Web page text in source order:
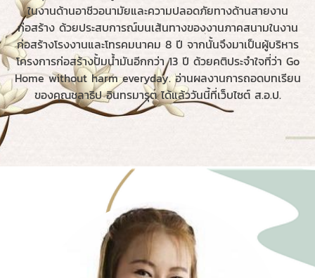
ในงานด้านอาชีวอนามัยและความปลอดภัยทางด้านสายงาน
ก่อสร้าง ด้วยประสบการณ์บนเส้นทางของงานภาคสนามในงาน
ก่อสร้างโรงงานและโทรคมนาคม 8 ปี จากนั้นจึงมาเป็นผู้บริหาร
โครงการก่อสร้างปั้มน้ำมันอีกกว่า 13 ปี ด้วยคติประจำใจที่ว่า Go
Home without harm everyday. อ่านผลงานการถอดบทเรียน
ของคุณชลาธิป อินทรมารุต ได้แล้ววันนี้ที่เว็บไซต์ ส.อ.ป.